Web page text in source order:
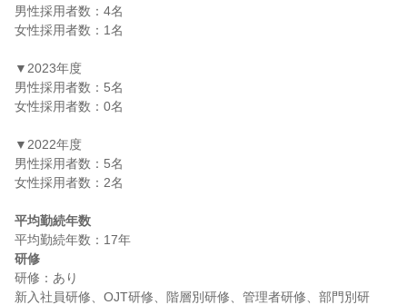
男性採用者数：4名
女性採用者数：1名
▼2023年度
男性採用者数：5名
女性採用者数：0名
▼2022年度
男性採用者数：5名
女性採用者数：2名
平均勤続年数
研修
研修：あり
新入社員研修、OJT研修、階層別研修、管理者研修、部門別研